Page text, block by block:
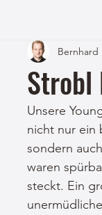
Strobl
Bernhard
Unsere
nicht nur ein
sondern
waren
steckt. Ein